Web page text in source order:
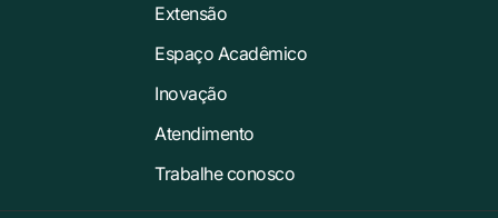
Extensão
Espaço Acadêmico
Inovação
Atendimento
Trabalhe conosco